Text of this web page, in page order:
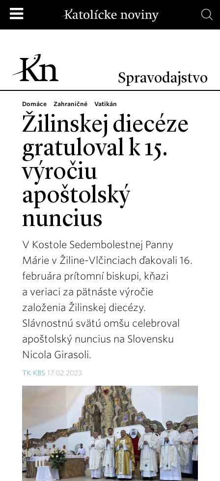
Spravodajstvo
Domáce Zahraničné Vatikán
Žilinskej diecéze
gratuloval k 15.
výročiu
apoštolský
nuncius
V Kostole Sedembolestnej Panny
Márie v Žiline-Vlčinciach ďakovali 16.
februára prítomní biskupi, kňazi
a veriaci za pätnáste výročie
založenia Žilinskej diecézy.
Slávnostnú svätú omšu celebroval
apoštolský nuncius na Slovensku
Nicola Girasoli.
TK KBS 17.02.2023